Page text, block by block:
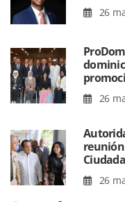
26
26
reunión
26